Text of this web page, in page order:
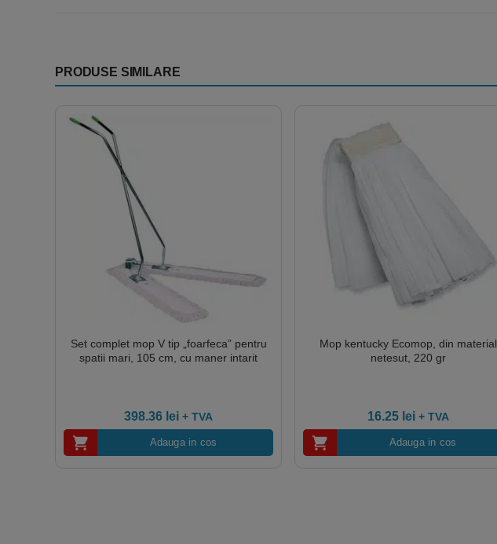
PRODUSE SIMILARE
Set complet mop V tip „foarfeca” pentru
spatii mari, 105 cm, cu maner intarit
398.36 lei + TVA
Adauga in cos
Mop kentucky Ecomop, din material
netesut, 220 gr
16.25 lei + TVA
Adauga in cos